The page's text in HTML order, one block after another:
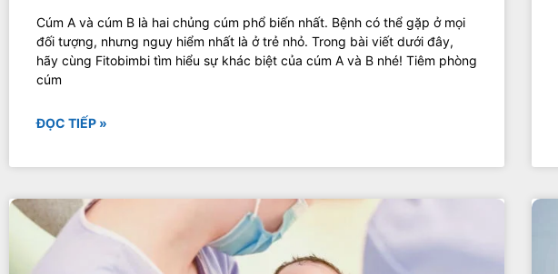
Cúm A và cúm B là hai chủng cúm phổ biến nhất. Bệnh có thể gặp ở mọi
đối tượng, nhưng nguy hiểm nhất là ở trẻ nhỏ. Trong bài viết dưới đây,
hãy cùng Fitobimbi tìm hiểu sự khác biệt của cúm A và B nhé! Tiêm phòng
cúm
ĐỌC TIẾP »